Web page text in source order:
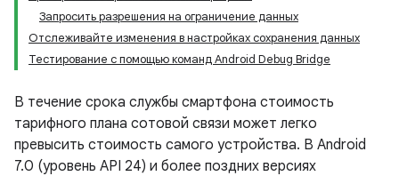
Запросить разрешения на ограничение данных
Отслеживайте изменения в настройках сохранения данных
Тестирование с помощью команд Android Debug Bridge
В течение срока службы смартфона стоимость
тарифного плана сотовой связи может легко
превысить стоимость самого устройства. В Android
7.0 (уровень API 24) и более поздних версиях